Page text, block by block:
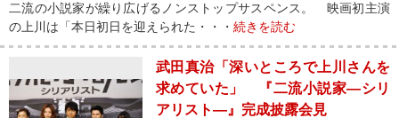
二流の小説家が繰り広げるノンストップサスペンス。 映画初主演
の上川は「本日初日を迎えられた・・・ 続きを読む
武田真治「深いところで上川さんを
求めていた」 『二流小説家―シリ
アリスト―』完成披露会見